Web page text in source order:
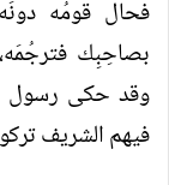
فحال قومُه
بصاحِبِك
وقد حكى رسول
فيهم الشريف